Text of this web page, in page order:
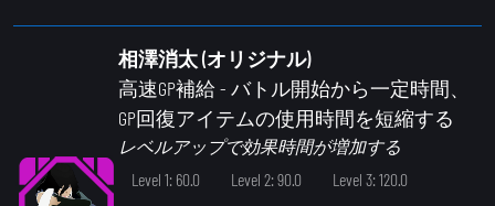
相澤消太 (オリジナル)
高速GP補給 - バトル開始から一定時間、
GP回復アイテムの使用時間を短縮する
レベルアップで効果時間が増加する
Level 1: 60.0
Level 2: 90.0
Level 3: 120.0